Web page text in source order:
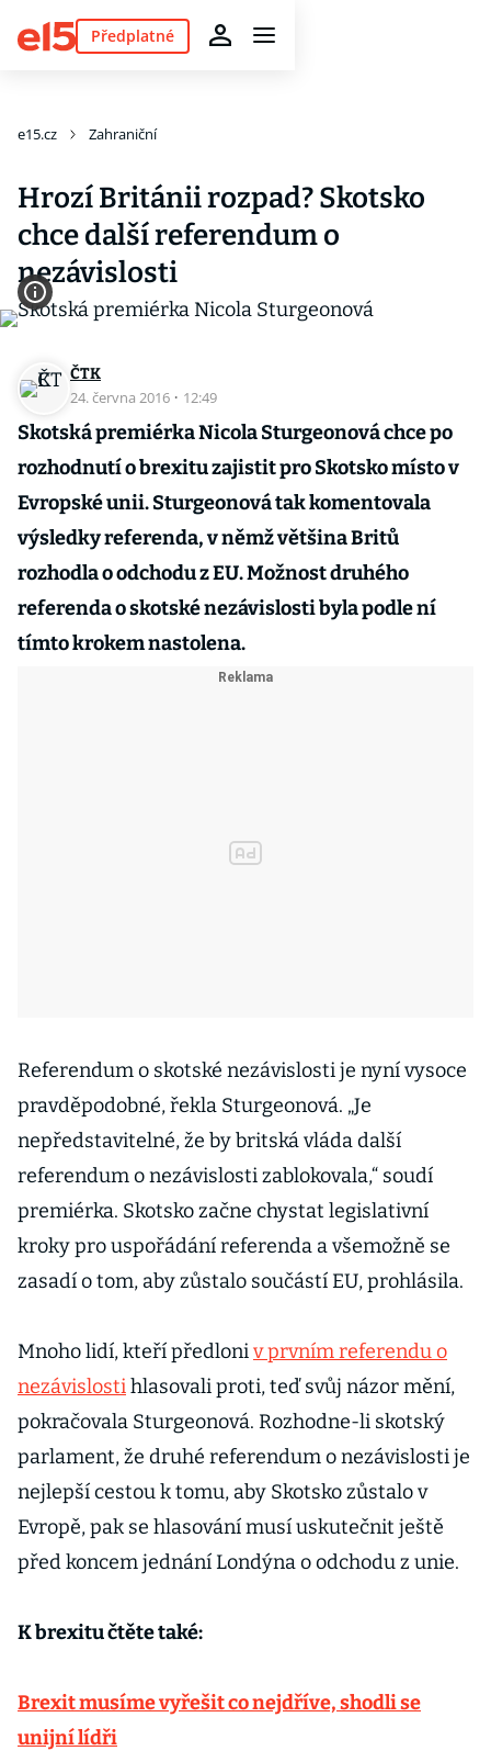
Předplatné
e15.cz Zahraniční
Hrozí Británii rozpad? Skotsko
chce další referendum o
nezávislosti
ČTK
24. června 2016 · 12:49
Skotská premiérka Nicola Sturgeonová chce po
rozhodnutí o brexitu zajistit pro Skotsko místo v
Evropské unii. Sturgeonová tak komentovala
výsledky referenda, v němž většina Britů
rozhodla o odchodu z EU. Možnost druhého
referenda o skotské nezávislosti byla podle ní
tímto krokem nastolena.
Referendum o skotské nezávislosti je nyní vysoce
pravděpodobné, řekla Sturgeonová. „Je
nepředstavitelné, že by britská vláda další
referendum o nezávislosti zablokovala,“ soudí
premiérka. Skotsko začne chystat legislativní
kroky pro uspořádání referenda a všemožně se
zasadí o tom, aby zůstalo součástí EU, prohlásila.
Mnoho lidí, kteří předloniv prvním referendu o
nezávislostihlasovali proti, teď svůj názor mění,
pokračovala Sturgeonová. Rozhodne-li skotský
parlament, že druhé referendum o nezávislosti je
nejlepší cestou k tomu, aby Skotsko zůstalo v
Evropě, pak se hlasování musí uskutečnit ještě
před koncem jednání Londýna o odchodu z unie.
K brexitu čtěte také:
Brexit musíme vyřešit co nejdříve, shodli se
unijní lídři